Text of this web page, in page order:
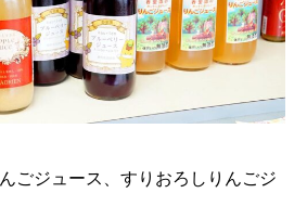
ごジュース、すりおろしりんごジ